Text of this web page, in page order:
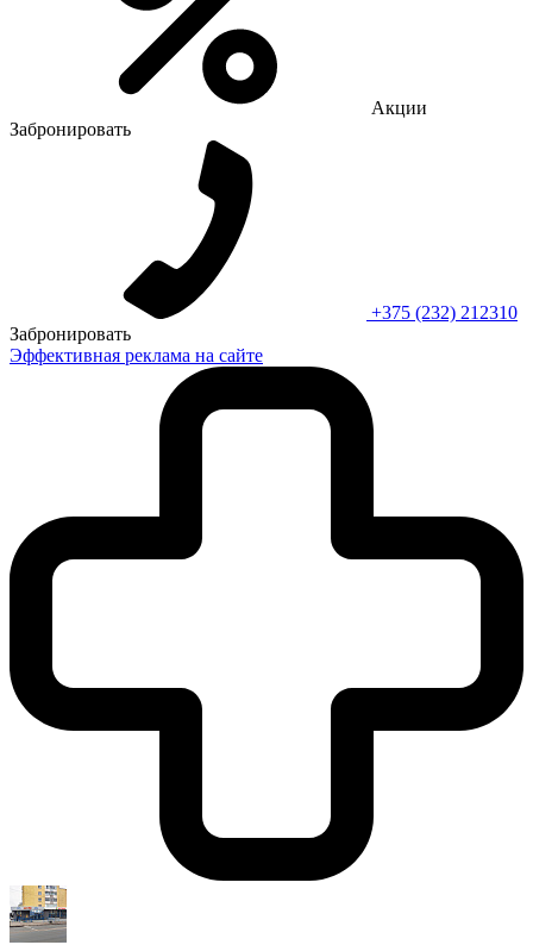
Акции
Забронировать
+375 (232) 212310
Забронировать
Эффективная реклама на сайте